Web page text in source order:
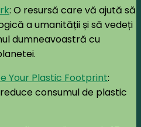
: O resursă care vă ajută să
a umanității și să vedeți
dumneavoastră cu
Your Plastic Footprint:
consumul de plastic